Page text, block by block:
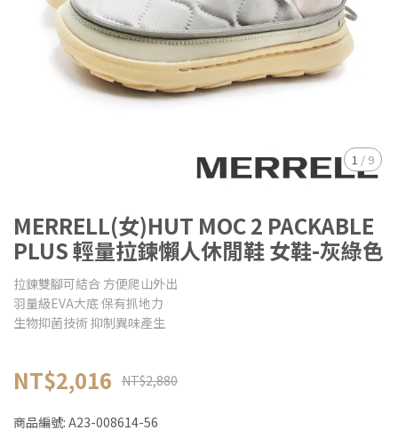
1 / 9
MERRELL(女)HUT MOC 2 PACKABLE
PLUS 輕量拉鍊懶人休閒鞋 女鞋-灰綠色
拉鍊雙腳可結合 方便爬山外出
羽量級EVA大底 保有抓地力
生物抑菌技術 抑制異味產生
NT$2,016 NT$2,880
商品編號: A23-008614-56